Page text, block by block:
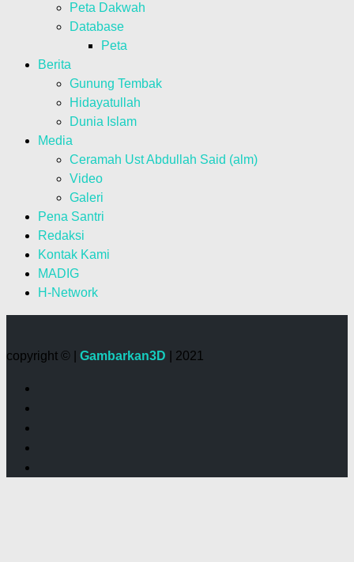
Peta Dakwah
Database
Peta
Berita
Gunung Tembak
Hidayatullah
Dunia Islam
Media
Ceramah Ust Abdullah Said (alm)
Video
Galeri
Pena Santri
Redaksi
Kontak Kami
MADIG
H-Network
copyright © | Gambarkan3D | 2021